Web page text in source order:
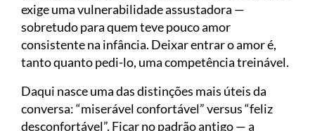
exige uma vulnerabilidade assustadora —
sobretudo para quem teve pouco amor
consistente na infância. Deixar entrar o amor é,
tanto quanto pedi-lo, uma competência treinável.
Daqui nasce uma das distinções mais úteis da
conversa: “miserável confortável” versus “feliz
desconfortável”. Ficar no padrão antigo — a